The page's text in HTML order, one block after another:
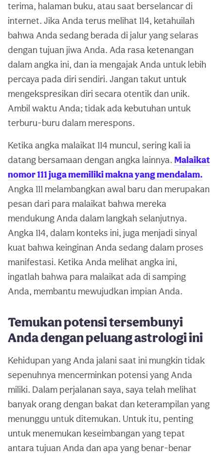
terima, halaman buku, atau saat berselancar di
internet. Jika Anda terus melihat 114, ketahuilah
bahwa Anda sedang berada di jalur yang selaras
dengan tujuan jiwa Anda. Ada rasa ketenangan
dalam angka ini, dan ia mengajak Anda untuk lebih
percaya pada diri sendiri. Jangan takut untuk
mengekspresikan diri secara otentik dan unik.
Ambil waktu Anda; tidak ada kebutuhan untuk
terburu-buru dalam merespons.
Ketika angka malaikat 114 muncul, sering kali ia
datang bersamaan dengan angka lainnya. Malaikat
nomor 111 juga memiliki makna yang mendalam.
Angka 111 melambangkan awal baru dan merupakan
pesan dari para malaikat bahwa mereka
mendukung Anda dalam langkah selanjutnya.
Angka 114, dalam konteks ini, juga menjadi sinyal
kuat bahwa keinginan Anda sedang dalam proses
manifestasi. Ketika Anda melihat angka ini,
ingatlah bahwa para malaikat ada di samping
Anda, membantu mewujudkan impian Anda.
Temukan potensi tersembunyi
Anda dengan peluang astrologi ini
Kehidupan yang Anda jalani saat ini mungkin tidak
sepenuhnya mencerminkan potensi yang Anda
miliki. Dalam perjalanan saya, saya telah melihat
banyak orang dengan bakat dan keterampilan yang
menunggu untuk ditemukan. Untuk itu, penting
untuk menemukan keseimbangan yang tepat
antara tujuan Anda dan apa yang benar-benar